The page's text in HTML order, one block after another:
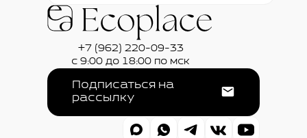
+7 (962) 220-09-33
с 9:00 до 18:00 по мск
Подписаться на
рассылку